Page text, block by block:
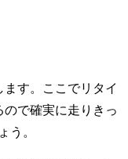
す。ここでリタイ
で確実に走りきっ
う。